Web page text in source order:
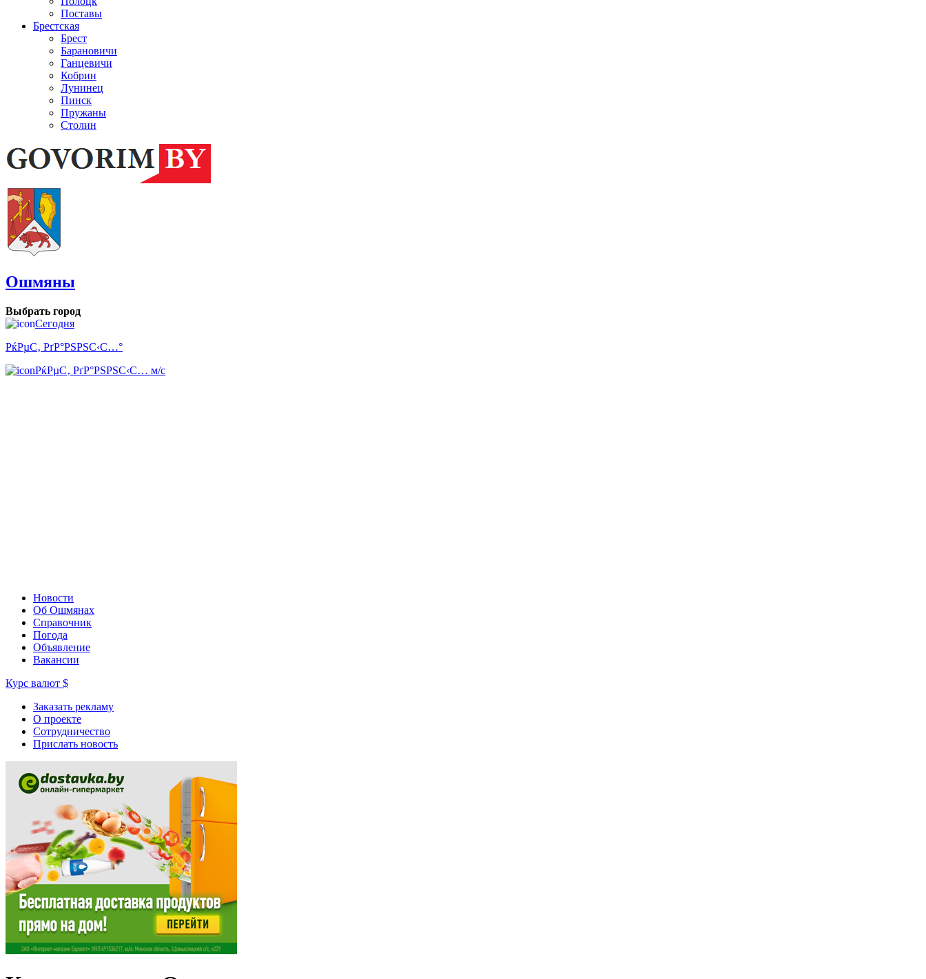
Поставы
Брестская
Брест
Барановичи
Ганцевичи
Кобрин
Лунинец
Пинск
Пружаны
Столин
Ошмяны
Выбрать город
Сегодня
РќРµС‚ РґР°РЅРЅС‹С…°
РќРµС‚ РґР°РЅРЅС‹С… м/с
Новости
Об Ошмянах
Справочник
Погода
Объявление
Вакансии
Курс валют $
Заказать рекламу
О проекте
Сотрудничество
Прислать новость